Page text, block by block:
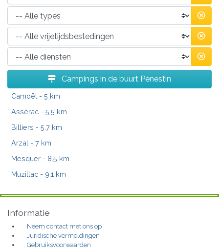
Campings in de buurt Pénestin
Camoël - 5 km
Assérac - 5.5 km
Billiers - 5.7 km
Arzal - 7 km
Mesquer - 8.5 km
Muzillac - 9.1 km
Informatie
Neem contact met ons op
Juridische vermeldingen
Gebruiksvoorwaarden